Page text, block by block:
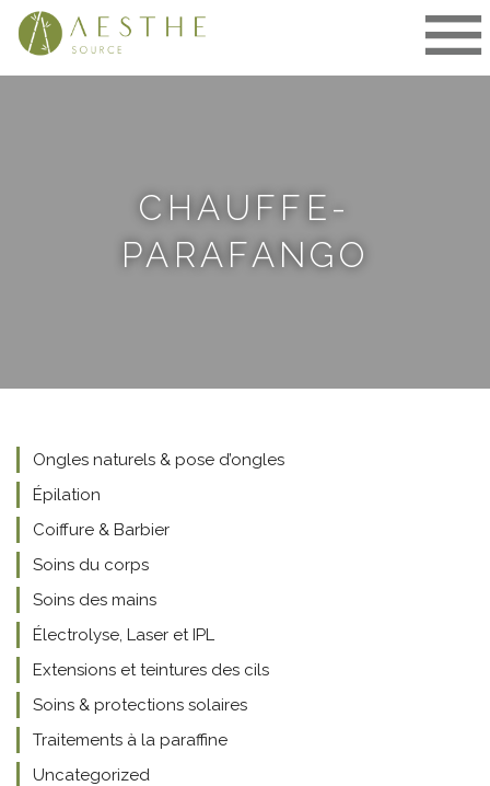
Aller
CHAUFFE-
PARAFANGO
Ongles naturels & pose d’ongles
Épilation
Coiffure & Barbier
Soins du corps
Soins des mains
Électrolyse, Laser et IPL
Extensions et teintures des cils
Soins & protections solaires
Traitements à la paraffine
Uncategorized